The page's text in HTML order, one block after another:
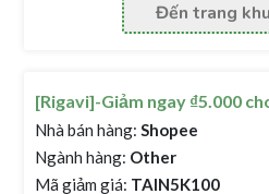
Đến trang
[Rigavi]-Giảm ngay ₫5.000
Nhà bán hàng: Shopee
Ngành hàng: Other
Mã giảm giá: TAIN5K100